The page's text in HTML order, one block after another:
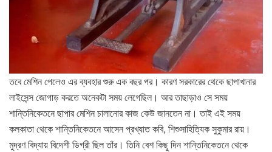
তবে মেশিন পেলেও এর ব্যবহার শুরু এক বছর পর। কারণ সরকারের থেকে ছাপাখানার
লাইসেন্স জোগাড় করতে অনেকটা সময় লেগেছিল। আর তাছাড়াও সে সময়
শান্তিনিকেতনে ছাপার মেশিন চালানোর কাজ কেউ জানতেন না। তাই এই সময়
কলকাতা থেকে শান্তিনিকেতনে আসেন প্রখ্যাত কবি, শিশুসাহিত্যিক সুকুমার রায়।
মুদ্রণ বিদ্যায় বিদেশী ডিগ্রী ছিল তাঁর। তিনি বেশ কিছু দিন শান্তিনিকেতনে থেকে